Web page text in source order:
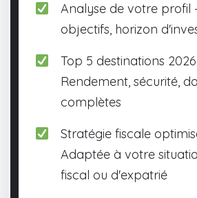
Analyse de votre profil
objectifs, horizon
Top 5 destinations
Rendement, sécurité,
complètes
Stratégie fiscale
Adaptée à votre
fiscal ou d'expatrié